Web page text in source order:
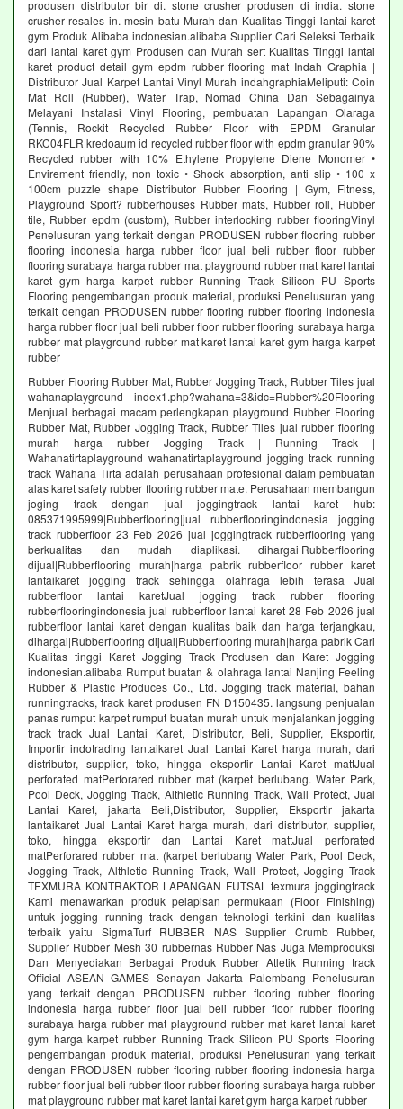
produsen distributor bir di. stone crusher produsen di india. stone
crusher resales in. mesin batu Murah dan Kualitas Tinggi lantai karet
gym Produk Alibaba indonesian.alibaba Supplier Cari Seleksi Terbaik
dari lantai karet gym Produsen dan Murah sert Kualitas Tinggi lantai
karet product detail gym epdm rubber flooring mat Indah Graphia |
Distributor Jual Karpet Lantai Vinyl Murah indahgraphiaMeliputi: Coin
Mat Roll (Rubber), Water Trap, Nomad China Dan Sebagainya
Melayani Instalasi Vinyl Flooring, pembuatan Lapangan Olaraga
(Tennis, Rockit Recycled Rubber Floor with EPDM Granular
RKC04FLR kredoaum id recycled rubber floor with epdm granular 90%
Recycled rubber with 10% Ethylene Propylene Diene Monomer •
Envirement friendly, non toxic • Shock absorption, anti slip • 100 x
100cm puzzle shape Distributor Rubber Flooring | Gym, Fitness,
Playground Sport? rubberhouses Rubber mats, Rubber roll, Rubber
tile, Rubber epdm (custom), Rubber interlocking rubber flooringVinyl
Penelusuran yang terkait dengan PRODUSEN rubber flooring rubber
flooring indonesia harga rubber floor jual beli rubber floor rubber
flooring surabaya harga rubber mat playground rubber mat karet lantai
karet gym harga karpet rubber Running Track Silicon PU Sports
Flooring pengembangan produk material, produksi Penelusuran yang
terkait dengan PRODUSEN rubber flooring rubber flooring indonesia
harga rubber floor jual beli rubber floor rubber flooring surabaya harga
rubber mat playground rubber mat karet lantai karet gym harga karpet
rubber
Rubber Flooring Rubber Mat, Rubber Jogging Track, Rubber Tiles jual
wahanaplayground index1.php?wahana=3&idc=Rubber%20Flooring
Menjual berbagai macam perlengkapan playground Rubber Flooring
Rubber Mat, Rubber Jogging Track, Rubber Tiles jual rubber flooring
murah harga rubber Jogging Track | Running Track |
Wahanatirtaplayground wahanatirtaplayground jogging track running
track Wahana Tirta adalah perusahaan profesional dalam pembuatan
alas karet safety rubber flooring rubber mate. Perusahaan membangun
joging track dengan jual joggingtrack lantai karet hub:
085371995999|Rubberflooring|jual rubberflooringindonesia jogging
track rubberfloor 23 Feb 2026 jual joggingtrack rubberflooring yang
berkualitas dan mudah diaplikasi. dihargai|Rubberflooring
dijual|Rubberflooring murah|harga pabrik rubberfloor rubber karet
lantaikaret jogging track sehingga olahraga lebih terasa Jual
rubberfloor lantai karetJual jogging track rubber flooring
rubberflooringindonesia jual rubberfloor lantai karet 28 Feb 2026 jual
rubberfloor lantai karet dengan kualitas baik dan harga terjangkau,
dihargai|Rubberflooring dijual|Rubberflooring murah|harga pabrik Cari
Kualitas tinggi Karet Jogging Track Produsen dan Karet Jogging
indonesian.alibaba Rumput buatan & olahraga lantai Nanjing Feeling
Rubber & Plastic Produces Co., Ltd. Jogging track material, bahan
runningtracks, track karet produsen FN D150435. langsung penjualan
panas rumput karpet rumput buatan murah untuk menjalankan jogging
track track Jual Lantai Karet, Distributor, Beli, Supplier, Eksportir,
Importir indotrading lantaikaret Jual Lantai Karet harga murah, dari
distributor, supplier, toko, hingga eksportir Lantai Karet mattJual
perforated matPerforared rubber mat (karpet berlubang. Water Park,
Pool Deck, Jogging Track, Althletic Running Track, Wall Protect, Jual
Lantai Karet, jakarta Beli,Distributor, Supplier, Eksportir jakarta
lantaikaret Jual Lantai Karet harga murah, dari distributor, supplier,
toko, hingga eksportir dan Lantai Karet mattJual perforated
matPerforared rubber mat (karpet berlubang Water Park, Pool Deck,
Jogging Track, Althletic Running Track, Wall Protect, Jogging Track
TEXMURA KONTRAKTOR LAPANGAN FUTSAL texmura joggingtrack
Kami menawarkan produk pelapisan permukaan (Floor Finishing)
untuk jogging running track dengan teknologi terkini dan kualitas
terbaik yaitu SigmaTurf RUBBER NAS Supplier Crumb Rubber,
Supplier Rubber Mesh 30 rubbernas Rubber Nas Juga Memproduksi
Dan Menyediakan Berbagai Produk Rubber Atletik Running track
Official ASEAN GAMES Senayan Jakarta Palembang Penelusuran
yang terkait dengan PRODUSEN rubber flooring rubber flooring
indonesia harga rubber floor jual beli rubber floor rubber flooring
surabaya harga rubber mat playground rubber mat karet lantai karet
gym harga karpet rubber Running Track Silicon PU Sports Flooring
pengembangan produk material, produksi Penelusuran yang terkait
dengan PRODUSEN rubber flooring rubber flooring indonesia harga
rubber floor jual beli rubber floor rubber flooring surabaya harga rubber
mat playground rubber mat karet lantai karet gym harga karpet rubber